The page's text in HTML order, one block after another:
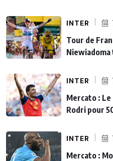
INTER
Tour de
INTER
Mercato : Le
Rodri pour
INTER
Mercato :